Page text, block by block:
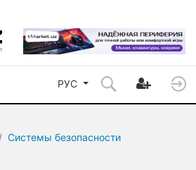
РУС
Системы безопасности